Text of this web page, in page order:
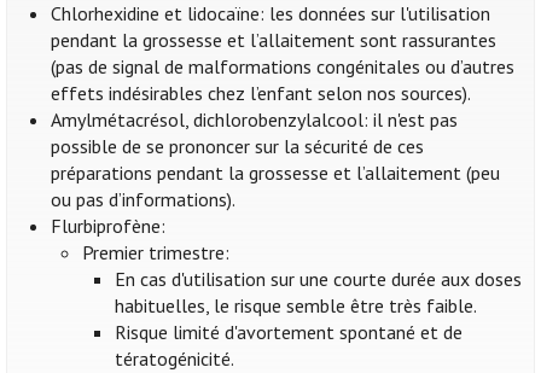
Chlorhexidine et lidocaïne: les données sur l'utilisation
pendant la grossesse et l’allaitement sont rassurantes
(pas de signal de malformations congénitales ou d’autres
effets indésirables chez l’enfant selon nos sources).
Amylmétacrésol, dichlorobenzylalcool: il n'est pas
possible de se prononcer sur la sécurité de ces
préparations pendant la grossesse et l’allaitement (peu
ou pas d’informations).
Flurbiprofène:
Premier trimestre:
En cas d'utilisation sur une courte durée aux doses
habituelles, le risque semble être très faible.
Risque limité d'avortement spontané et de
tératogénicité.